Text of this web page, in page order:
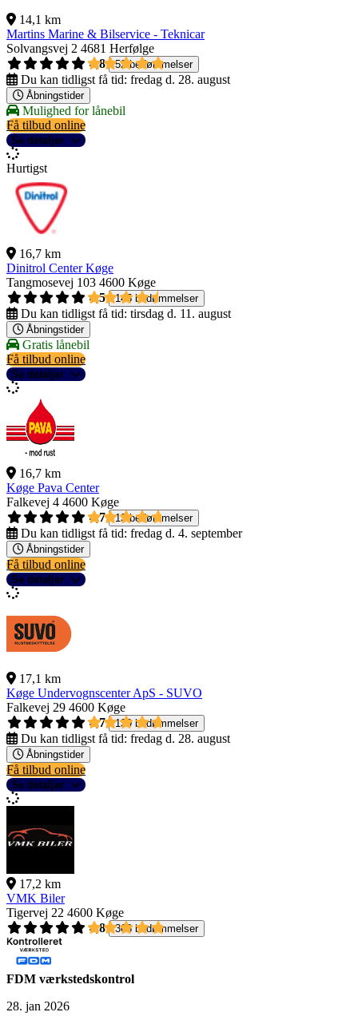
14,1 km
Martins Marine & Bilservice - Teknicar
Solvangsvej 2 4681 Herfølge
4,8
52 bedømmelser
Du kan tidligst få tid: fredag d. 28. august
Åbningstider
Mulighed for lånebil
Få tilbud online
Se detaljer
Hurtigst
16,7 km
Dinitrol Center Køge
Tangmosevej 103 4600 Køge
4,5
145 bedømmelser
Du kan tidligst få tid: tirsdag d. 11. august
Åbningstider
Gratis lånebil
Få tilbud online
Se detaljer
16,7 km
Køge Pava Center
Falkevej 4 4600 Køge
4,7
13 bedømmelser
Du kan tidligst få tid: fredag d. 4. september
Åbningstider
Få tilbud online
Se detaljer
17,1 km
Køge Undervognscenter ApS - SUVO
Falkevej 29 4600 Køge
4,7
139 bedømmelser
Du kan tidligst få tid: fredag d. 28. august
Åbningstider
Få tilbud online
Se detaljer
17,2 km
VMK Biler
Tigervej 22 4600 Køge
4,8
368 bedømmelser
FDM værkstedskontrol
28. jan 2026